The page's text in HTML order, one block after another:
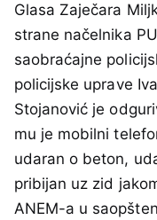
Glasa Zaječara
strane načelnika PU
saobraćajne
policijske uprave
Stojanović je
mu je mobilni
udaran o beton,
pribijan uz zid
ANEM-a u